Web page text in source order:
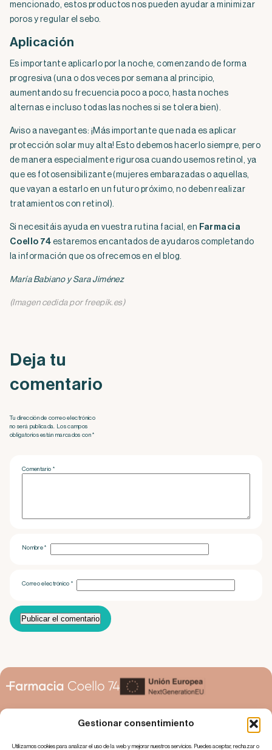
Gestionar consentimiento
Utilizamos cookies para analizar el uso de la web y mejorar nuestros servicios. Puedes aceptar, rechazar o
mencionado, estos productos nos pueden ayudar a minimizar
poros y regular el sebo.
Aplicación
Es importante aplicarlo por la noche, comenzando de forma
progresiva (una o dos veces por semana al principio,
aumentando su frecuencia poco a poco, hasta noches
alternas e incluso todas las noches si se tolera bien).
Aviso a navegantes: ¡Más importante que nada es aplicar
protección solar muy alta! Esto debemos hacerlo siempre, pero
de manera especialmente rigurosa cuando usemos retinol, ya
que es fotosensibilizante (mujeres embarazadas o aquellas,
que vayan a estarlo en un futuro próximo, no deben realizar
tratamientos con retinol).
Si necesitáis ayuda en vuestra rutina facial, en Farmacia
Coello 74 estaremos encantados de ayudaros completando
la información que os ofrecemos en el blog.
María Babiano y Sara Jiménez
(Imagen cedida por freepik.es)
Deja tu
comentario
Tu dirección de correo electrónico
no será publicada. Los campos
obligatorios están marcados con *
Comentario *
Nombre*
Correo electrónico*